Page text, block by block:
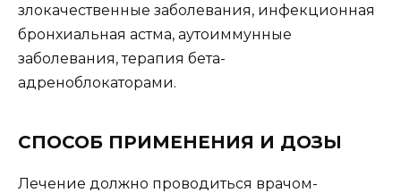
злокачественные заболевания, инфекционная
бронхиальная астма, аутоиммунные
заболевания, терапия бета-
адреноблокаторами.
СПОСОБ ПРИМЕНЕНИЯ И ДОЗЫ
Лечение должно проводиться врачом-